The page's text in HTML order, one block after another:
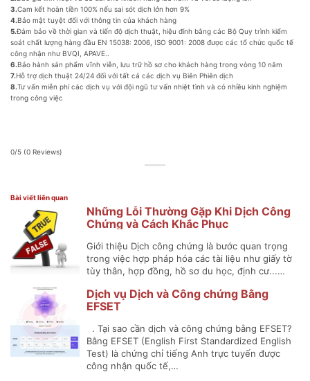
3.Cam kết hoàn tiền 100% nếu sai sót dịch lớn hơn 9%
4.Bảo mật tuyệt đối với thông tin của khách hàng
5.Đảm bảo về thời gian và tiến độ dịch thuật, hiệu đính bằng các Bộ Quy trình kiểm
soát chất lượng hàng đầu EN 15038: 2006, ISO 9001: 2008 được các tổ chức quốc tế
công nhận như BVQI, APAVE..
6.Bảo hành sản phẩm vĩnh viễn, lưu trữ hồ sơ cho khách hàng trong vòng 10 năm
7.Hỗ trợ dịch thuật 24/24 đối với tất cả các dịch vụ Biên Phiên dịch
8.Tư vấn miễn phí các dịch vụ với đội ngũ tư vấn nhiệt tình và có nhiều kinh nghiệm
trong công việc
0/5 (0 Reviews)
Bài viết liên quan
Những Lỗi Thường Gặp Khi Dịch Công
Chứng và Cách Khắc Phục
Giới thiệu Dịch công chứng là bước quan trọng
trong việc hợp pháp hóa các tài liệu như giấy tờ
tùy thân, hợp đồng, hồ sơ du học, định cư...…
Dịch vụ Dịch và Công chứng Bằng
EFSET
. Tại sao cần dịch và công chứng bằng EFSET?
Bằng EFSET (English First Standardized English
Test) là chứng chỉ tiếng Anh trực tuyến được
công nhận quốc tế,…